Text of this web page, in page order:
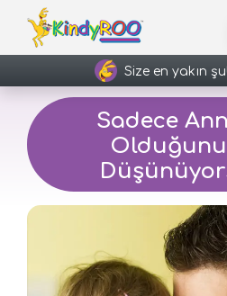
Size en yakın
Sadece